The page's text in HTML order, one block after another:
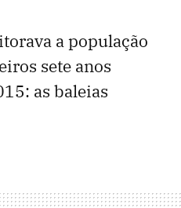
a população
sete anos
as baleias